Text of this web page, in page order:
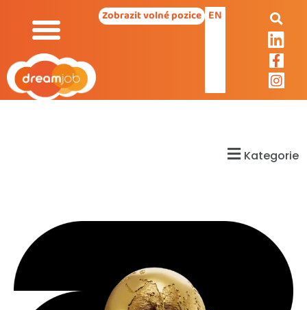
Zobrazit volné pozice EN
Kategorie